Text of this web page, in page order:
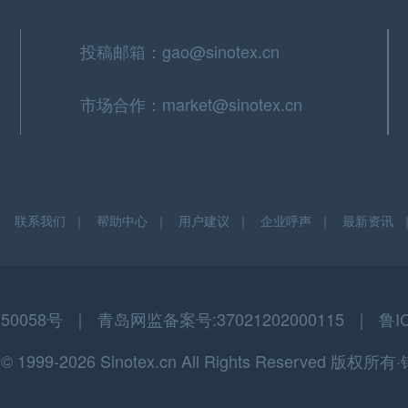
投稿邮箱：gao@sinotex.cn
市场合作：market@sinotex.cn
联系我们 ｜ 帮助中心 ｜ 用户建议 ｜ 企业呼声 ｜ 最新资讯
号 ｜ 青岛网监备案号:37021202000115 ｜
1999-2026 Sinotex.cn All Rights Reserved 版权所有·